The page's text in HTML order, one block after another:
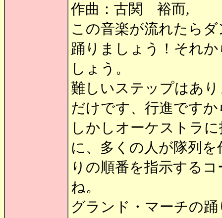
作曲：古関 裕而,
この音楽が流れたら
踊りましょう！それ
しょう。
難しいステップはあ
だけです、行進ですか
しかしオーケストラ
に、多くの人が隊列
りの順番を指示する
ね。
グランド・マーチの